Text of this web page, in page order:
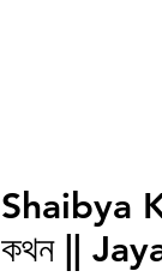
Shaibya
কথন ||